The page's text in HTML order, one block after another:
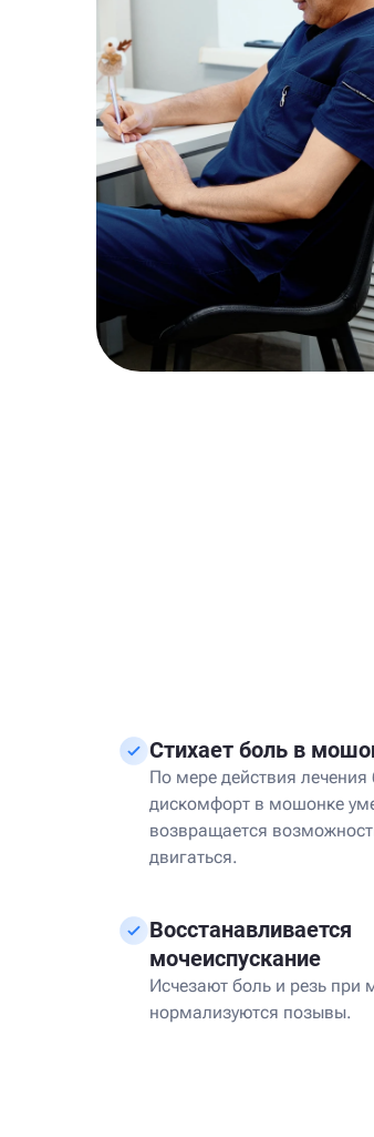
Стихает боль в
По мере действия лечения
дискомфорт в мошонке
возвращается
двигаться.
Восстанавливается
мочеиспускание
Исчезают боль и резь при
нормализуются позывы.